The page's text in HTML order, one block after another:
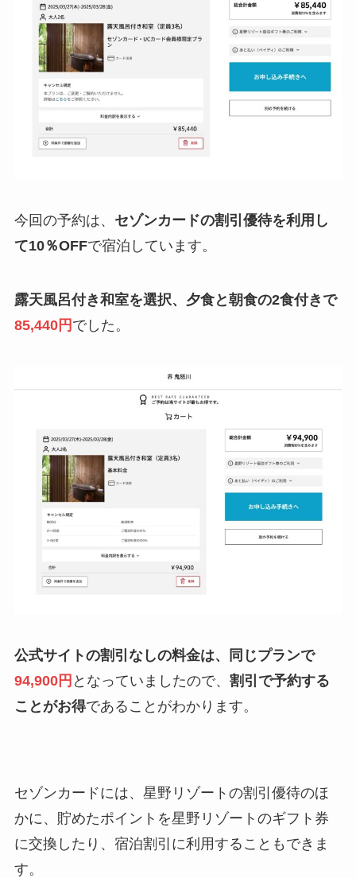
今回の予約は、 セゾンカードの割引優待を利用し
て10％OFFで宿泊しています。
露天風呂付き和室を選択、夕食と朝食の2食付きで
85,440円 でした。
公式サイトの割引なしの料金は、同じプランで
94,900円 となっていましたので、 割引で予約する
ことがお得であることがわかります。
セゾンカードには、星野リゾートの割引優待のほ
かに、貯めたポイントを星野リゾートのギフト券
に交換したり、宿泊割引に利用することもできま
す。